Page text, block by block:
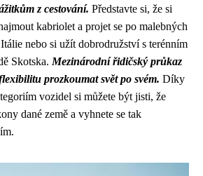
z cestování. Představte si, že si
kabriolet a projet se po malebných
nebo si užít dobrodružství s terénním
Skotska. Mezinárodní řidičský průkaz
prozkoumat svět po svém. Díky
vozidel si můžete být jisti, že
dané země a vyhnete se tak